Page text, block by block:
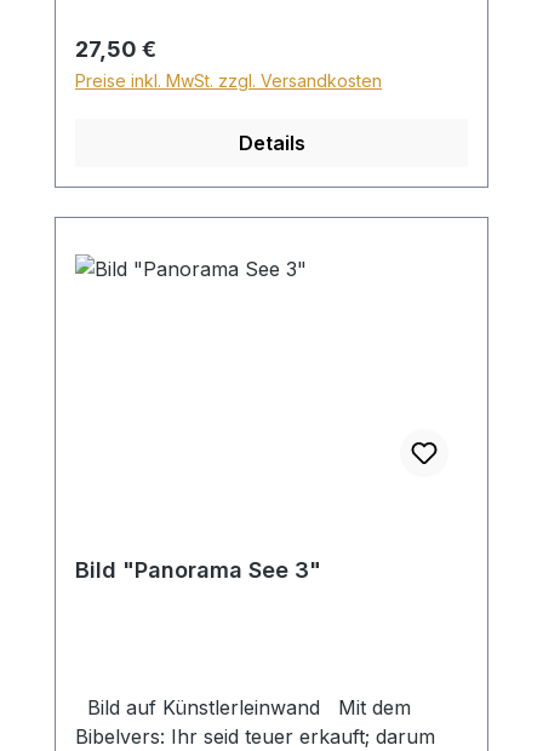
Sperrgutzuschlag 30€.
Regulärer Preis:
27,50 €
Preise inkl. MwSt. zzgl. Versandkosten
Details
Bild "Panorama See 3"
Bild auf Künstlerleinwand Mit dem
Bibelvers: Ihr seid teuer erkauft; darum